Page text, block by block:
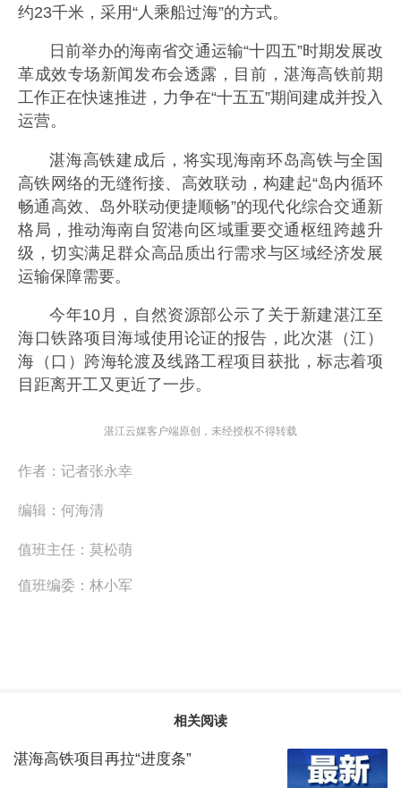
约23千米，采用“人乘船过海”的方式。
日前举办的海南省交通运输“十四五”时期发展改
革成效专场新闻发布会透露，目前，湛海高铁前期
工作正在快速推进，力争在“十五五”期间建成并投入
运营。
湛海高铁建成后，将实现海南环岛高铁与全国
高铁网络的无缝衔接、高效联动，构建起“岛内循环
畅通高效、岛外联动便捷顺畅”的现代化综合交通新
格局，推动海南自贸港向区域重要交通枢纽跨越升
级，切实满足群众高品质出行需求与区域经济发展
运输保障需要。
今年10月，自然资源部公示了关于新建湛江至
海口铁路项目海域使用论证的报告，此次湛（江）
海（口）跨海轮渡及线路工程项目获批，标志着项
目距离开工又更近了一步。
湛江云媒客户端原创，未经授权不得转载
作者： 记者张永幸
编辑： 何海清
值班主任： 莫松萌
值班编委： 林小军
相关阅读
湛海高铁项目再拉“进度条”